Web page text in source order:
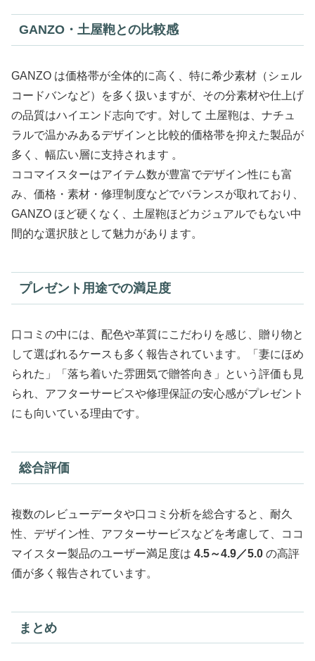
GANZO・土屋鞄との比較感
GANZO は価格帯が全体的に高く、特に希少素材（シェル
コードバンなど）を多く扱いますが、その分素材や仕上げ
の品質はハイエンド志向です。対して 土屋鞄は、ナチュ
ラルで温かみあるデザインと比較的価格帯を抑えた製品が
多く、幅広い層に支持されます 。
ココマイスターはアイテム数が豊富でデザイン性にも富
み、価格・素材・修理制度などでバランスが取れており、
GANZO ほど硬くなく、土屋鞄ほどカジュアルでもない中
間的な選択肢として魅力があります。
プレゼント用途での満足度
口コミの中には、配色や革質にこだわりを感じ、贈り物と
して選ばれるケースも多く報告されています。「妻にほめ
られた」「落ち着いた雰囲気で贈答向き」という評価も見
られ、アフターサービスや修理保証の安心感がプレゼント
にも向いている理由です。
総合評価
複数のレビューデータや口コミ分析を総合すると、耐久
性、デザイン性、アフターサービスなどを考慮して、ココ
マイスター製品のユーザー満足度は 4.5～4.9／5.0 の高評
価が多く報告されています。
まとめ